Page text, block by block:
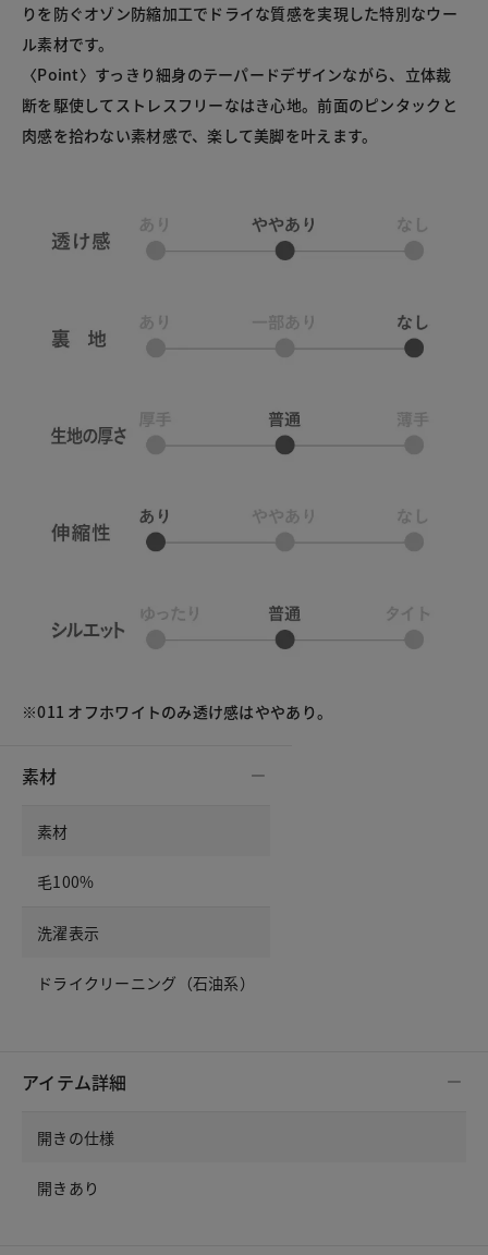
りを防ぐオゾン防縮加工でドライな質感を実現した特別なウー
ル素材です。
〈Point〉すっきり細身のテーパードデザインながら、立体裁
断を駆使してストレスフリーなはき心地。前面のピンタックと
肉感を拾わない素材感で、楽して美脚を叶えます。
※011 オフホワイトのみ透け感はややあり。
素材
素材
毛100%
洗濯表示
ドライクリーニング（石油系）
アイテム詳細
開きの仕様
開きあり